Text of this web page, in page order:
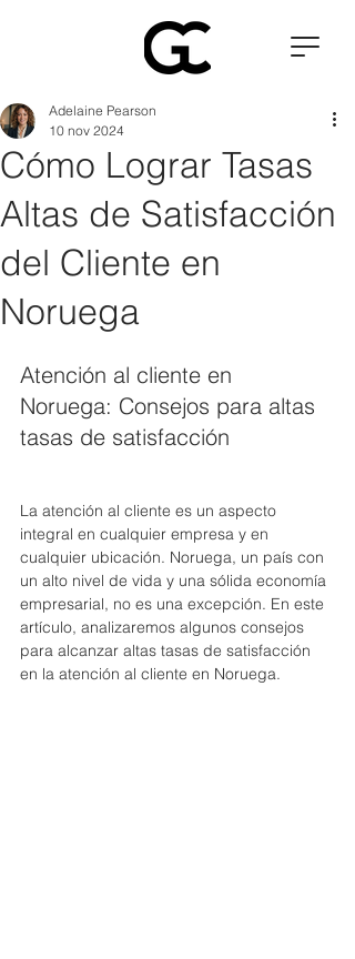
Cómo Lograr Tasas
Altas de Satisfacción
del Cliente en
Noruega
Adelaine Pearson
10 nov 2024
Atención al cliente en
Noruega: Consejos para altas
tasas de satisfacción
La atención al cliente es un aspecto
integral en cualquier empresa y en
cualquier ubicación. Noruega, un país con
un alto nivel de vida y una sólida economía
empresarial, no es una excepción. En este
artículo, analizaremos algunos consejos
para alcanzar altas tasas de satisfacción
en la atención al cliente en Noruega.